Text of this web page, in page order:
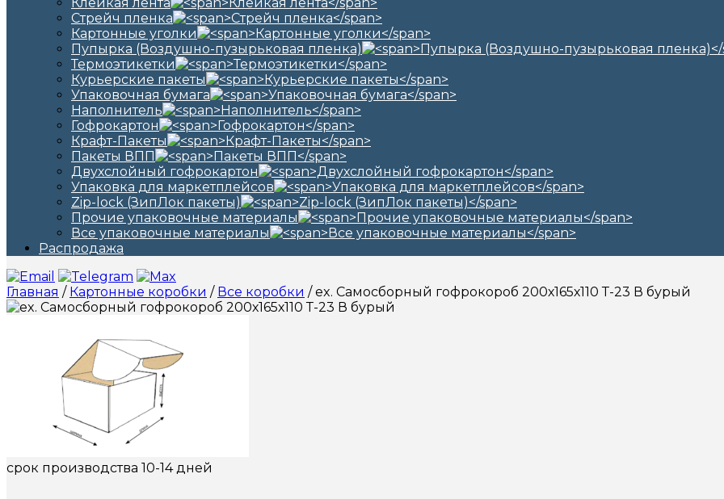
Стрейч пленка
Картонные уголки
Пупырка (Воздушно-пузырьковая пленка)
Термоэтикетки
Курьерские пакеты
Упаковочная бумага
Наполнитель
Гофрокартон
Крафт-Пакеты
Пакеты ВПП
Двухслойный гофрокартон
Упаковка для маркетплейсов
Zip-lock (ЗипЛок пакеты)
Прочие упаковочные материалы
Все упаковочные материалы
Распродажа
Главная / Картонные коробки / Все коробки / ex. Самосборный гофрокороб 200х165х110 Т-23 В бурый
срок производства 10-14 дней